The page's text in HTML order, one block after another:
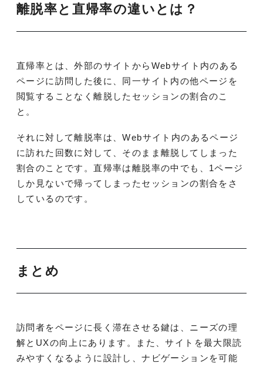
離脱率と直帰率の違いとは？
直帰率とは、外部のサイトからWebサイト内のある
ページに訪問した後に、同一サイト内の他ページを
閲覧することなく離脱したセッションの割合のこ
と。
それに対して離脱率は、Webサイト内のあるページ
に訪れた回数に対して、そのまま離脱してしまった
割合のことです。直帰率は離脱率の中でも、1ページ
しか見ないで帰ってしまったセッションの割合をさ
しているのです。
まとめ
訪問者をページに長く滞在させる鍵は、ニーズの理
解とUXの向上にあります。また、サイトを最大限読
みやすくなるように設計し、ナビゲーションを可能